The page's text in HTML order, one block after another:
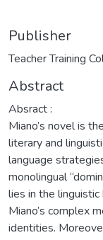
Publisher
Teacher Training
Abstract
Absract :
Miano’s novel is
literary and
language
monolingual
lies in the
Miano’s complex
identities.